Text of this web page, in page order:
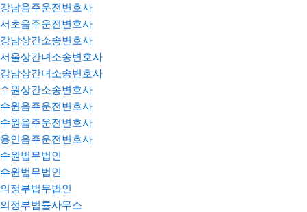
강남음주운전변호사
서초음주운전변호사
강남상간소송변호사
서울상간녀소송변호사
강남상간녀소송변호사
수원상간소송변호사
수원음주운전변호사
수원음주운전변호사
용인음주운전변호사
수원법무법인
수원법무법인
의정부법무법인
의정부법률사무소